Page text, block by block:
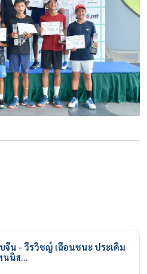
น - วีรวิชญ์ เฉือนชนะ ประเดิม
นิส…